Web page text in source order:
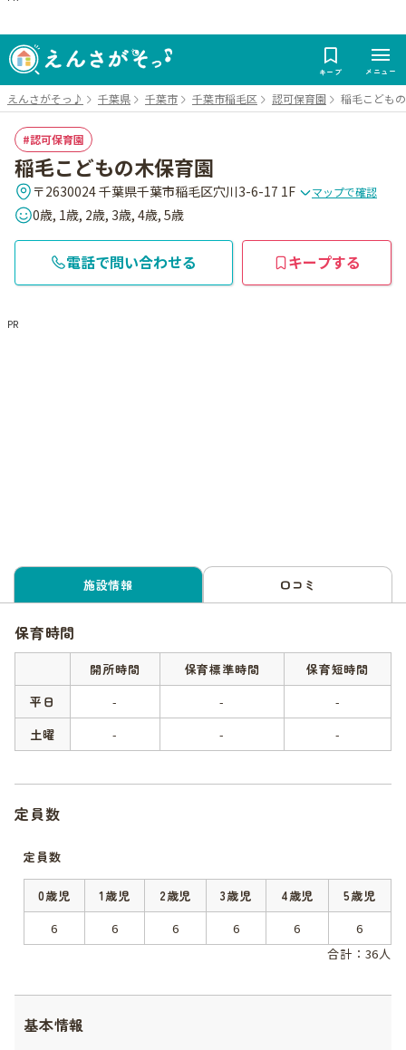
キープ メニュー
えんさがそっ♪ 千葉県 千葉市 千葉市稲毛区 認可保育園 稲毛こども
認可保育園
稲毛こどもの木保育園
〒2630024 千葉県千葉市稲毛区穴川3-6-17 1F マップで確認
0歳, 1歳, 2歳, 3歳, 4歳, 5歳
電話で問い合わせる キープする
PR
施設情報 口コミ
保育時間
開所時間 保育標準時間
保育短時間
平日
- -
-
土曜
- - -
定員数
定員数
0歳児 1歳児 2歳児 3歳児 4歳児
5歳児
6
6 6 6 6
6
合計：36人
基本情報